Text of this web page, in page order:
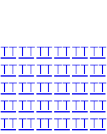
TTTTTTTTTTTT
TTTTTTTTTTTT
TTTTTTTTTTTT
TTTTTTTTTTTT
TTTTTTTTTTTT